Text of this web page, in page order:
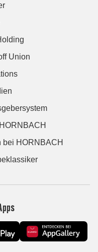
Union
bei HORNBACH